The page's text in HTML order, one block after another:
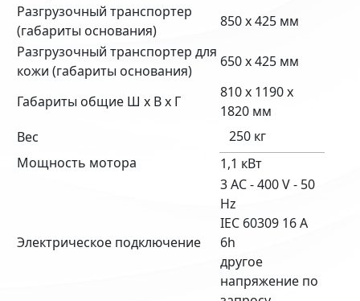
Разгрузочный транспортер
(габариты основания)
850 x 425 мм
Разгрузочный транспортер для
кожи (габариты основания)
650 x 425 мм
Габариты общие Ш х В х Г
810 x 1190 x
1820 мм
Вес
250 кг
Мощность мотора
1,1 кВт
Электрическое подключение
3 AC - 400 V - 50
Hz
IEC 60309 16 A
6h
другое
напряжение по